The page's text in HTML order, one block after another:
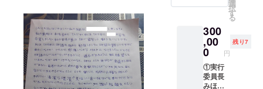
してい
ます。
②③④
2022年
4月頃、
ミャン
マー留
マー×阿
金プロ
ジェク
ト」実
行委員
が運営
する
Facebo
（2022
から24
年4月ま
で年1回
予定）
⑤オン
ライン
活動報
隊
okコ
ミュニ
ティへ
のご招
待 ③
ミャン
マー
選
択
す
る
300
,00
0 円
残り7
①実行
委員長
みほし